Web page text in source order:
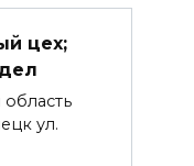
цех;
ул.